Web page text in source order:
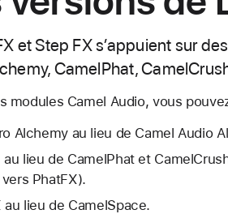
et Step FX s’appuient sur
CamelPhat,
modules Camel Audio, vous
Alchemy au lieu de Camel Audio
lieu de CamelPhat et
PhatFX).
lieu de CamelSpace.